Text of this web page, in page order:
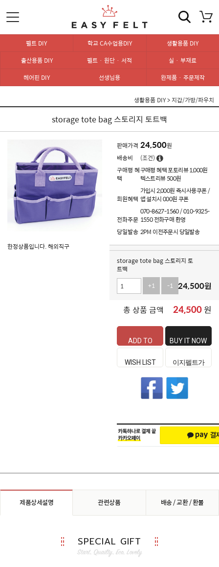
펠트 DIY 학교 CA수업용DIY
생활용품 DIY
출산용품 DIY
펠트 · 원단 · 서적
실 · 부재료
헤어핀 DIY
선생님용 완제품 · 주문제작
생활용품 DIY> 지갑/가방/파우치
storage tote bag 스토리지 토트백
한정상품입니다. 해외직구
판매가격 24,500원
배송비
(조건)
구매평 혜
택
구매평 혜택 포토리뷰 1,000원
텍스트리뷰 500원
회원혜택
가입시 2,000원 즉시사용쿠폰 /
앱 설치시 000원 쿠폰
전화주문
070-8627-1560 / 010-9325-
1550 전화구매 환영
당일발송 2PM 이전주문시 당일발송
storage tote bag 스토리지 토
트백
+1
-1 24,500원
총 상품 금액
24,500원
ADD TO
CART
BUY IT NOW
WISH LIST 이지펠트가
좋은 이유
제품상세설명 관련상품 배송 / 교환 / 환불
SPECIAL GIFT